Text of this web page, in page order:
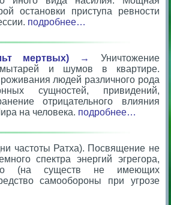
остановки приступа ревности
подробнее…
мертвых) →
Уничтожение
мытарей и шумов в квартире.
людей различного рода
сущностей, привидений,
отрицательного влияния
на человека. подробнее…
частоты Ратха). Посвящение не
спектра энергий эгрегора,
(на существ не имеющих
самообороны при угрозе